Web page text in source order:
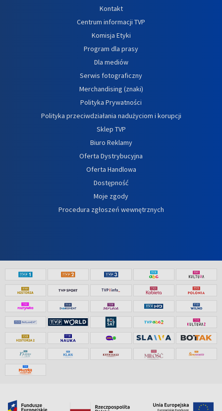
Kontakt
Centrum informacji TVP
Komisja Etyki
Program dla prasy
Dla mediów
Serwis fotograficzny
Merchandising (znaki)
Polityka Prywatności
Polityka przeciwdziałania nadużyciom i korupcji
Sklep TVP
Biuro Reklamy
Oferta Dystrybucyjna
Oferta Handlowa
Dostępność
Moje zgody
Procedura zgłoszeń wewnętrznych